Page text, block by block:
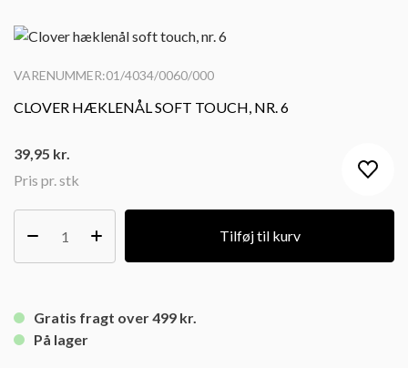
VARENUMMER:01/4034/0060/000
CLOVER HÆKLENÅL SOFT TOUCH, NR. 6
Pris pr. stk
39,95 kr.
Tilføj til kurv
Gratis fragt over 499 kr.
På lager